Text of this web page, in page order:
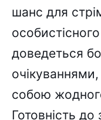
шанс для
доведеться
собою
Готовність до